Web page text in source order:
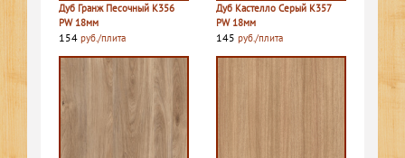
Дуб Гранж Песочный K356
PW 18мм
154 руб./плита
Дуб Кастелло Серый K357
PW 18мм
145 руб./плита